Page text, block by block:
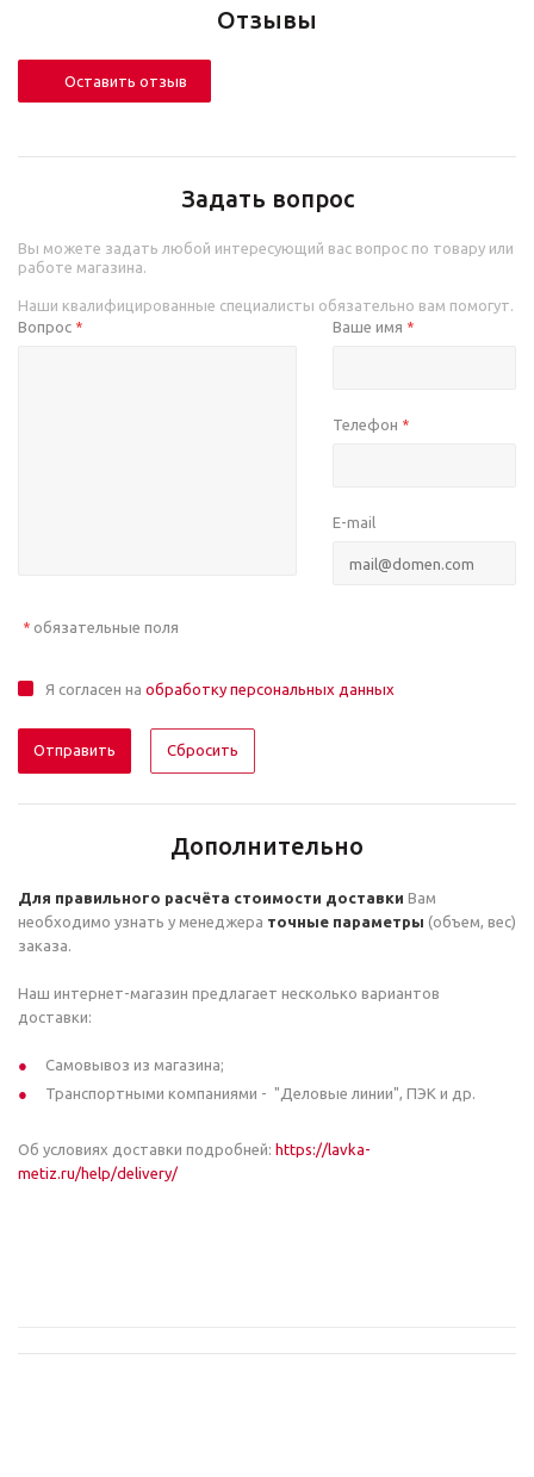
Отзывы
Оставить отзыв
Задать вопрос
Вы можете задать любой интересующий вас вопрос по товару или
работе магазина.
Наши квалифицированные специалисты обязательно вам помогут.
Вопрос * Ваше имя *
Телефон *
E-mail
* обязательные поля
Я согласен на обработку персональных данных
Сбросить
Дополнительно
Для правильного расчёта стоимости доставки Вам
необходимо узнать у менеджера точные параметры (объем, вес)
заказа.
Наш интернет-магазин предлагает несколько вариантов
доставки:
Самовывоз из магазина;
Транспортными компаниями - "Деловые линии", ПЭК и др.
Об условиях доставки подробней: https://lavka-
metiz.ru/help/delivery/